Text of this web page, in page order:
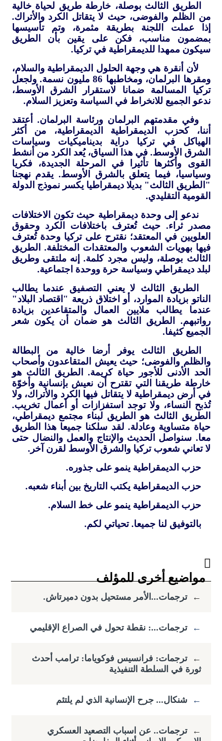
الطريق الثالث بوصلة، خارطة طريق لحياة خالية
من الظلم والفوضى، حيث لا يتقاتل الكرد والأتراك.
إذا عملت اللجنة بطريقة مثمرة، وتم تأسيسها
بمضمون مناسب، فكن على يقين بأن الطريق
سيكون ممهدا للديمقراطية في تركيا.
لأن أنقرة هي وجهة الحلول الديمقراطية والسلام،
ومقرها البرلمان، ومخاطبها 86 مليون نسمة. ولجعل
تركيا المسالمة ضمانا لاستقرار الشرق الأوسط،
ندعو الجميع للانخراط في السياسة وتعزيز السلام.
وفي مقدمتهم البرلمان ورئاسة البرلمان. أعتقد
أننا، كحزب الديمقراطية الديمقراطية، من أكثر
الهياكل في تركيا دراية بديناميكيات وسياسات
الشرق الأوسط. في هذا السياق، يُعد الكرد من أنشط
القوى وأكثرها تأثيرا في المرحلة الجديدة، فكريا
وسياسيا، فيما يتعلق بالشرق الأوسط. يقدم نهجنا
"الطريق الثالث" بديلا ديمقراطيا يكسر نموذج الدولة
القومية التقليدي.
ندعو إلى وحدة ديمقراطية حيث تكون الاختلافات
مصدر ثراء. حيث تُعترف باختلافات الكرد وحقوق
العلويين في المعتقد؛ نقترح على تركيا وحدة تُعترف
فيها بهويات الشعوب والمعتقدات المختلفة. الطريق
الثالث بوصلة، وليس مجرد كلمة. إنه ملتقى وطريق
لبلد ديمقراطي وسياسة حرة ووحدة اجتماعية.
الطريق الثالث لا يعني التصفيق عندما يطالب
الناتو بزيادة الموارد، أو اختلاق ذريعة "اقتصاد البلاد"
عندما يطالب ملايين العمال والمتقاعدين بزيادة
رواتبهم. الطريق الثالث هو ضمان أن يكون شعر
الجميع كثيفا.
الطريق الثالث يوفر أرضا خالية من البطالة
والظلم والفوضى؛ حيث يعيش المتقاعدون وأصحاب
الحد الأدنى للأجور حياة كريمة. الطريق الثالث هو
خارطة طريقنا التي تقترح أن نعيش بإنسانية وأخوّة
في أرض ديمقراطية لا يتقاتل فيها الكرد والأتراك، ولا
تُذبح النساء، ولا توجد استفزازات أو أعمال تخريب.
الطريق الثالث هو الطريق لبناء مجتمع ديمقراطي،
حياة متساوية وعادلة. لقد سلكنا جميعا هذا الطريق
معا. سنواصل الحديث والإنتاج والعمل والنضال حتى
لا تعاني شعوب تركيا والشرق الأوسط لقرن آخر.
حزب الديمقراطية ينمو على جذوره.
حزب الديمقراطية يكتب التاريخ بين أبناء شعبه.
حزب الديمقراطية ينمو على خط السلام.
بالتوفيق لنا جميعا. تحياتي لكم.
مواضيع أخرى للمؤلف
← ترجمات...الأمر مستحيل بدون دميرتاش.
← ترجمات...: نقطة تحول في الصراع الإقليمي
← ترجمات: فرانسيس فوكوياما: ​ترامب أحدث
ثورة في السلطة التنفيذية
← شنكال... جرح الإنسانية الذي لم يلتئم
← ترجمات.. عن اسباب التصعيد العسكري